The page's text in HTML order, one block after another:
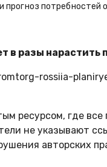
прогноз
в разы
rossiia-
ресурсом, где
не указывают
авторских